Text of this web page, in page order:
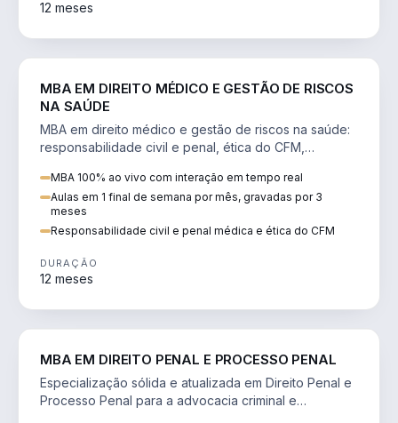
12 meses
MBA EM DIREITO MÉDICO E GESTÃO DE RISCOS
NA SAÚDE
MBA em direito médico e gestão de riscos na saúde:
responsabilidade civil e penal, ética do CFM,
MBA 100% ao vivo com interação em tempo real
Aulas em 1 final de semana por mês, gravadas por 3
meses
Responsabilidade civil e penal médica e ética do CFM
DURAÇÃO
12 meses
MBA EM DIREITO PENAL E PROCESSO PENAL
Especialização sólida e atualizada em Direito Penal e
Processo Penal para a advocacia criminal e